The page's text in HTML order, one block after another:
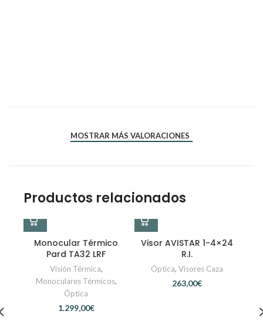
MOSTRAR MÁS VALORACIONES
Productos relacionados
Monocular Térmico
Pard TA32 LRF
Visión Térmica,
Monoculares Térmicos,
Óptica
€
Visor AVISTAR 1-4×24
R.I.
Óptica, Visores Caza
€